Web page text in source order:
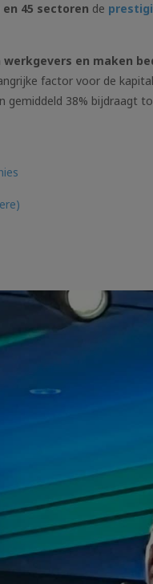
45 sectoren de
en maken
factor voor de
38% bijdraagt